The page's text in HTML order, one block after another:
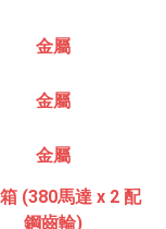
金屬
金屬
金屬
(380馬達 x 2 配
鋼齒輪)